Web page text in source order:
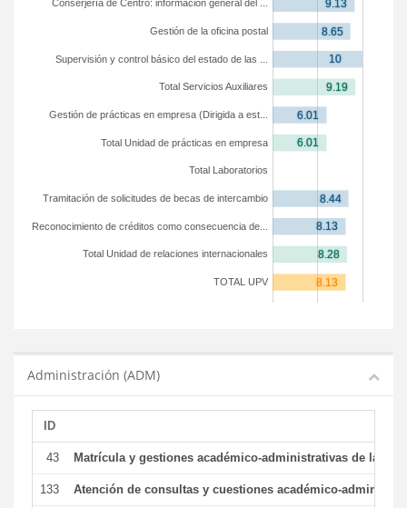
TOTAL UPV
Total Unidad de relaciones internacionales
Reconocimiento de créditos como consecuencia de...
Tramitación de solicitudes de becas de intercambio
Total Laboratorios
Total Unidad de prácticas en empresa
Gestión de prácticas en empresa (Dirigida a est...
Total Servicios Auxiliares
Supervisión y control básico del estado de las ...
Gestión de la oficina postal
Conserjería de Centro: información general del ...
Administración (ADM)
ID
43 Matrícula y gestiones académico-administrativas de la
133 Atención de consultas y cuestiones académico-